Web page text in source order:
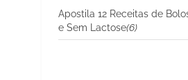
Apostila 12 Receitas de
e Sem Lactose(6)